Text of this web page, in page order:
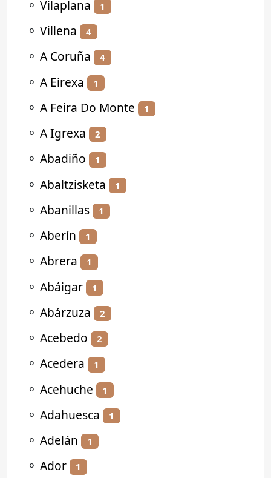
⚬ Vilaplana 1
⚬ Villena 4
⚬ A Coruña 4
⚬ A Eirexa 1
⚬ A Feira Do Monte 1
⚬ A Igrexa 2
⚬ Abadiño 1
⚬ Abaltzisketa 1
⚬ Abanillas 1
⚬ Aberín 1
⚬ Abrera 1
⚬ Abáigar 1
⚬ Abárzuza 2
⚬ Acebedo 2
⚬ Acedera 1
⚬ Acehuche 1
⚬ Adahuesca 1
⚬ Adelán 1
⚬ Ador 1